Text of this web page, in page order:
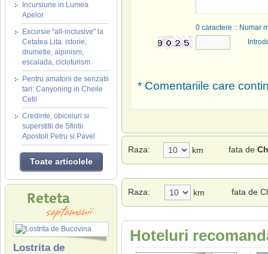
Incursiune in Lumea
Apelor
Excursie "all-inclusive" la
Cetatea Lita: istorie,
drumetie, alpinism,
escalada, cicloturism
Pentru amatorii de senzatii
tari: Canyoning in Cheile
Cetii
Credinte, obiceiuri si
superstitii de Sfintii
Apostoli Petru si Pavel
Toate articolele
Lostrita de
0 caractere :: Numar
* Comentariile care
Raza: km fata de
Raza: km fata de
Hoteluri